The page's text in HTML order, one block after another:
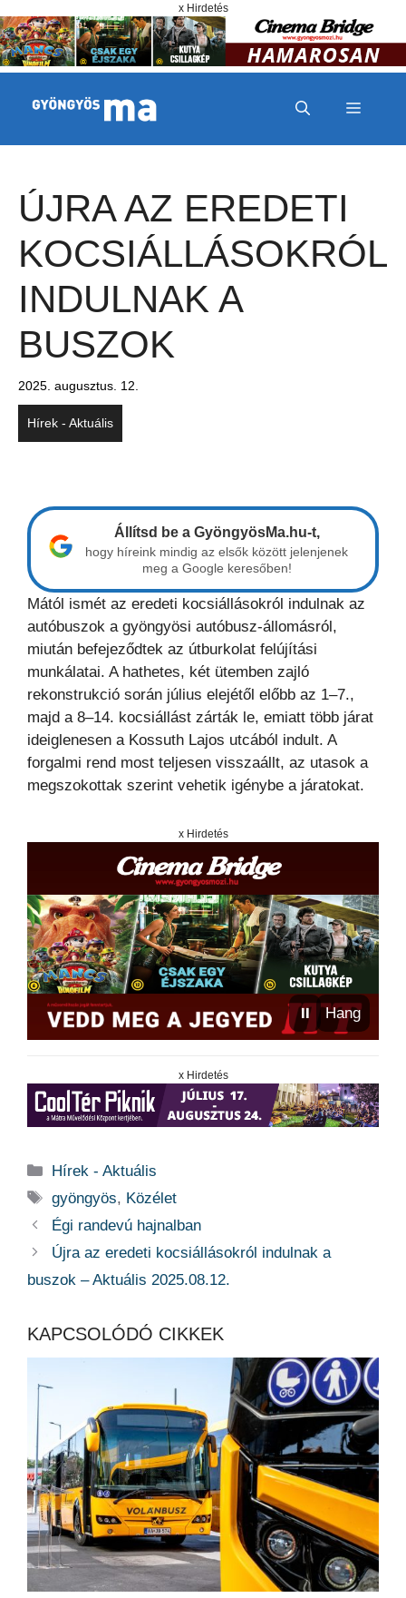
x Hirdetés
MENÜ
ÚJRA AZ EREDETI
KOCSIÁLLÁSOKRÓL
INDULNAK A
BUSZOK
2025. augusztus. 12.
Hírek - Aktuális
Állítsd be a GyöngyösMa.hu-t,
hogy híreink mindig az elsők között jelenjenek
meg a Google keresőben!
Mától ismét az eredeti kocsiállásokról indulnak az
autóbuszok a gyöngyösi autóbusz-állomásról,
miután befejeződtek az útburkolat felújítási
munkálatai. A hathetes, két ütemben zajló
rekonstrukció során július elejétől előbb az 1–7.,
majd a 8–14. kocsiállást zárták le, emiatt több járat
ideiglenesen a Kossuth Lajos utcából indult. A
forgalmi rend most teljesen visszaállt, az utasok a
megszokottak szerint vehetik igénybe a járatokat.
x Hirdetés
⏸ Hang
x Hirdetés
Kategória
Hírek - Aktuális
Címkék
gyöngyös, Közélet
Égi randevú hajnalban
Újra az eredeti kocsiállásokról indulnak a
buszok – Aktuális 2025.08.12.
KAPCSOLÓDÓ CIKKEK